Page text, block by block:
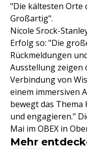
"Die kältesten Orte
Großartig".
Nicole Srock-
Erfolg so: "Die
Rückmeldungen
Ausstellung zeigen
Verbindung von
einem immersiven
bewegt das Thema
und engagieren."
Mai im OBEX in
Mehr